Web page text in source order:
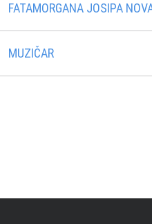
FATAMORGANA JOSIPA
MUZIČAR